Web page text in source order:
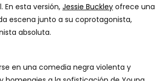
En esta versión, Jessie Buckley ofrece una
escena junto a su coprotagonista,
absoluta.
en una comedia negra violenta y